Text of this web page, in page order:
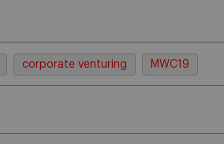
corporate venturing MWC19